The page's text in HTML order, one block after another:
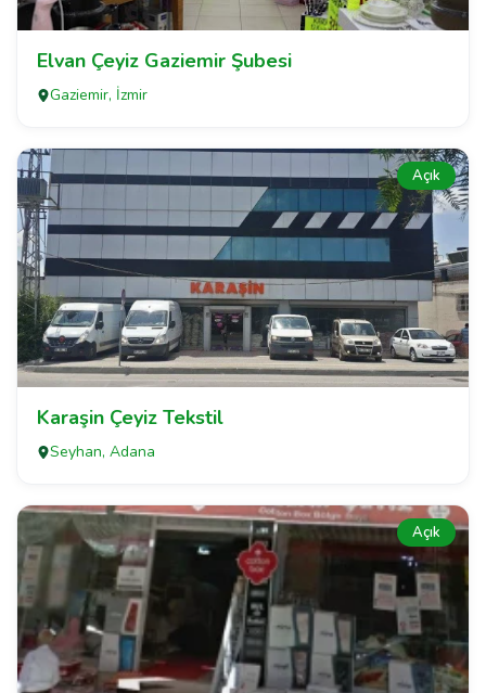
Elvan Çeyiz Gaziemir Şubesi
Gaziemir, İzmir
Açık
Karaşin Çeyiz Tekstil
Seyhan, Adana
Açık